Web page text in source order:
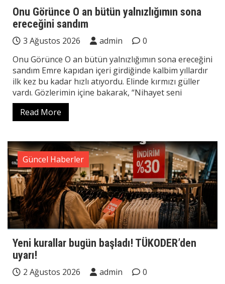
Onu Görünce O an bütün yalnızlığımın sona
ereceğini sandım
3 Ağustos 2026 admin
0
Onu Görünce O an bütün yalnızlığımın sona ereceğini
sandım Emre kapıdan içeri girdiğinde kalbim yıllardır
ilk kez bu kadar hızlı atıyordu. Elinde kırmızı güller
vardı. Gözlerimin içine bakarak, “Nihayet seni
Read More
Güncel Haberler
Yeni kurallar bugün başladı! TÜKODER’den
uyarı!
2 Ağustos 2026 admin
0